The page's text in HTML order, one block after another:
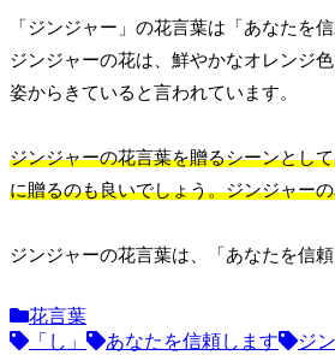
「ジンジャー」の花言葉は「あなたを信
ジンジャーの花は、鮮やかなオレンジ
姿からきていると言われています。
ジンジャーの花言葉を贈るシーンとし
に贈るのも良いでしょう。ジンジャー
ジンジャーの花言葉は、「あなたを信頼
花言葉
「し」
あなたを信頼します ジ